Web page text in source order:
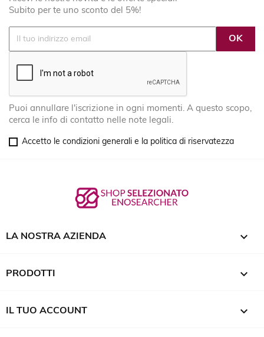
Subito per te uno sconto del 5%!
Puoi annullare l'iscrizione in ogni momenti. A questo scopo,
cerca le info di contatto nelle note legali.
Accetto le condizioni generali e la politica di riservatezza
LA NOSTRA AZIENDA 
PRODOTTI 
IL TUO ACCOUNT 